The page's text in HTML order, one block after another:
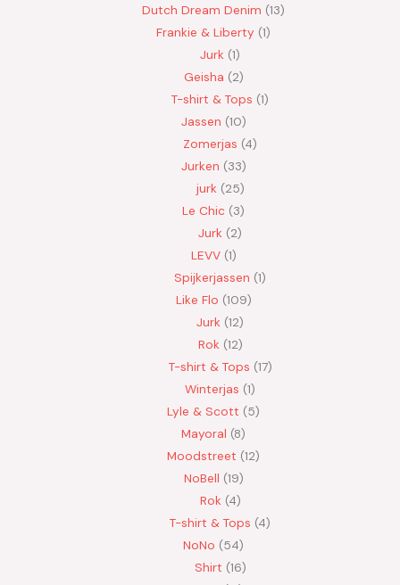
Dutch Dream Denim 13
Frankie & Liberty 1
Jurk 1
Geisha 2
T-shirt & Tops 1
Jassen 10
Zomerjas 4
Jurken 33
jurk 25
Le Chic 3
Jurk 2
LEVV 1
Spijkerjassen 1
Like Flo 109
Jurk 12
Rok 12
T-shirt & Tops 17
Winterjas 1
Lyle & Scott 5
Mayoral 8
Moodstreet 12
NoBell 19
Rok 4
T-shirt & Tops 4
NoNo 54
Shirt 16